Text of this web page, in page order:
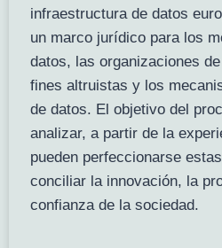
infraestructura de datos
un marco jurídico para los
datos, las organizaciones
fines altruistas y los
de datos. El objetivo del
analizar, a partir de la
pueden perfeccionarse
conciliar la innovación, la
confianza de la sociedad.